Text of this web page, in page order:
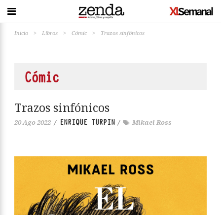
Inicio > Libros > Cómic > Trazos sinfónicos
Cómic
Trazos sinfónicos
20 Ago 2022 / ENRIQUE TURPIN / Mikael Ross